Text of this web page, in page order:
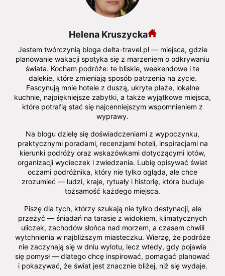
Helena Kruszycka
Jestem twórczynią bloga delta-travel.pl — miejsca, gdzie
planowanie wakacji spotyka się z marzeniem o odkrywaniu
świata. Kocham podróże: te bliskie, weekendowe i te
dalekie, które zmieniają sposób patrzenia na życie.
Fascynują mnie hotele z duszą, ukryte plaże, lokalne
kuchnie, najpiękniejsze zabytki, a także wyjątkowe miejsca,
które potrafią stać się najcenniejszym wspomnieniem z
wyprawy.
Na blogu dzielę się doświadczeniami z wypoczynku,
praktycznymi poradami, recenzjami hoteli, inspiracjami na
kierunki podróży oraz wskazówkami dotyczącymi lotów,
organizacji wycieczek i zwiedzania. Lubię opisywać świat
oczami podróżnika, który nie tylko ogląda, ale chce
zrozumieć — ludzi, kraje, rytuały i historię, która buduje
tożsamość każdego miejsca.
Piszę dla tych, którzy szukają nie tylko destynacji, ale
przeżyć — śniadań na tarasie z widokiem, klimatycznych
uliczek, zachodów słońca nad morzem, a czasem chwili
wytchnienia w najbliższym miasteczku. Wierzę, że podróże
nie zaczynają się w dniu wylotu, lecz wtedy, gdy pojawia
się pomysł — dlatego chcę inspirować, pomagać planować
i pokazywać, że świat jest znacznie bliżej, niż się wydaje.